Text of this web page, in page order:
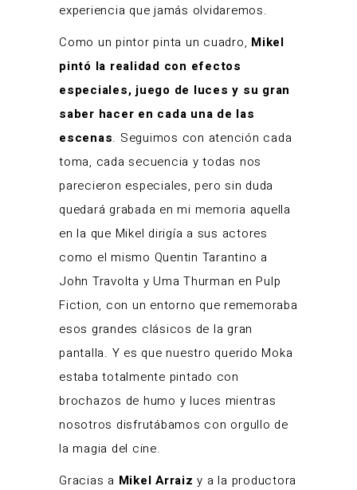
experiencia que jamás olvidaremos.
Como un pintor pinta un cuadro, Mikel
pintó la realidad con efectos
especiales, juego de luces y su gran
saber hacer en cada una de las
escenas. Seguimos con atención cada
toma, cada secuencia y todas nos
parecieron especiales, pero sin duda
quedará grabada en mi memoria aquella
en la que Mikel dirigía a sus actores
como el mismo Quentin Tarantino a
John Travolta y Uma Thurman en Pulp
Fiction, con un entorno que rememoraba
esos grandes clásicos de la gran
pantalla. Y es que nuestro querido Moka
estaba totalmente pintado con
brochazos de humo y luces mientras
nosotros disfrutábamos con orgullo de
la magia del cine.
Gracias a Mikel Arraiz y a la productora